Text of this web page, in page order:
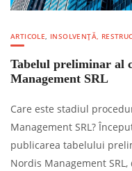
ARTICOLE, INSOLVENȚĂ,
Tabelul preliminar al
Management SRL
Care este stadiul
Management SRL?
publicarea tabelului
Nordis Management